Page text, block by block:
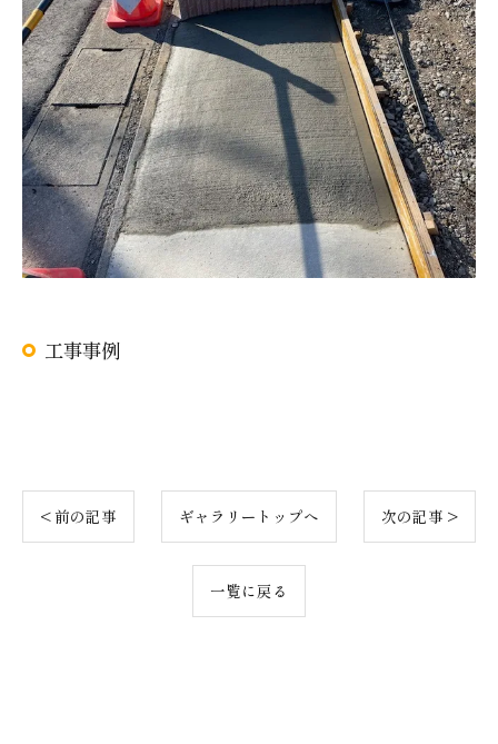
工事事例
< 前の記事 ギャラリートップへ 次の記事 >
一覧に戻る